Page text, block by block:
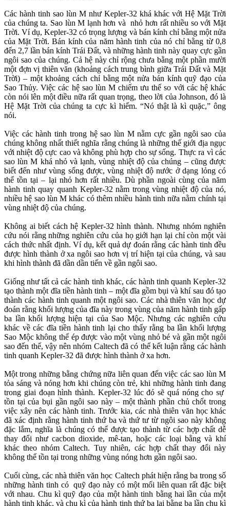
Các hành tinh sao lùn M như Kepler-32 khá khác với Hệ Mặt Trời
của chúng ta. Sao lùn M lạnh hơn và nhỏ hơn rất nhiều so với Mặt
Trời. Ví dụ, Kepler-32 có trọng lượng và bán kính chỉ bằng một nửa
của Mặt Trời. Bán kính của năm hành tinh của nó chỉ bằng từ 0,8
đến 2,7 lần bán kính Trái Đất, và những hành tinh này quay cực gần
ngôi sao của chúng. Cả hệ này chỉ rộng chưa bằng một phần mười
một đợn vị thiên văn (khoảng cách trung bình giữa Trái Đất và Mặt
Trời) – một khoảng cách chỉ bằng một nửa bán kính quỹ đạo của
Sao Thủy. Việc các hệ sao lùn M chiếm ưu thế so với các hệ khác
còn nói lên một điều nữa rất quan trọng, theo lời của Johnson, đó là
Hệ Mặt Trời của chúng ta cực kì hiếm. “Nó thật là kì quặc,” ông
nói.
Việc các hành tinh trong hệ sao lùn M nằm cực gần ngôi sao của
chúng không nhất thiết nghĩa rằng chúng là những thế giới địa ngục
với nhiệt độ cực cao và không phù hợp cho sự sống. Thực ra vì các
sao lùn M khá nhỏ và lạnh, vùng nhiệt độ của chúng – cũng được
biết đến như vùng sống được, vùng nhiệt độ nước ở dạng lỏng có
thể tồn tại – lại nhỏ hơn rất nhiều. Dù phần ngoài cùng của năm
hành tinh quay quanh Kepler-32 nằm trong vùng nhiệt độ của nó,
nhiều hệ sao lùn M khác có thêm nhiều hành tinh nữa nằm chính tại
vùng nhiệt độ của chúng.
Không ai biết cách hệ Kepler-32 hình thành. Nhưng nhóm nghiên
cứu nói rằng những nghiên cứu của họ giới hạn lại chỉ còn một vài
cách thức nhất định. Ví dụ, kết quả dự đoán rằng các hành tinh đều
được hình thành ở xa ngôi sao hơn vị trí hiện tại của chúng, và sau
khi hình thành đã dần dần tiến về gần ngôi sao.
Giống như tất cả các hành tinh khác, các hành tinh quanh Kepler-32
tạo thành một đĩa tiền hành tinh – một đĩa gồm bụi và khí sau đó tạo
thành các hành tinh quanh một ngôi sao. Các nhà thiên văn học dự
đoán rằng khối lượng của đĩa này trong vùng của năm hành tinh gấp
ba lần khối lượng hiện tại của Sao Mộc. Nhưng các nghiên cứu
khác về các đĩa tiền hành tinh lại cho thấy rằng ba lần khối lượng
Sao Mộc không thể ép được vào một vùng nhỏ bé và gần một ngôi
sao đến thế, vậy nên nhóm Caltech đã có thể kết luận rằng các hành
tinh quanh Kepler-32 đã được hình thành ở xa hơn.
Một trong những bằng chứng nữa liên quan đến việc các sao lùn M
tỏa sáng và nóng hơn khi chúng còn trẻ, khi những hành tinh đang
trong giai đoạn hình thành. Kepler-32 lúc đó sẽ quá nóng cho sự
tồn tại của bụi gần ngôi sao này – một thành phần chủ chốt trong
việc xây nên các hành tinh. Trước kia, các nhà thiên văn học khác
đã xác định rằng hành tinh thứ ba và thứ tư từ ngôi sao này không
đặc lắm, nghĩa là chúng có thể được tạo thành từ các hợp chất dễ
thay đổi như cacbon dioxide, mê-tan, hoặc các loại bằng và khí
khác theo nhóm Caltech. Tuy nhiên, các hợp chất thay đổi này
không thể tồn tại trong những vùng nóng hơn gần ngôi sao.
Cuối cùng, các nhà thiên văn học Caltech phát hiện rằng ba trong số
những hành tinh có quỹ đạo này có một mối liên quan rất đặc biệt
với nhau. Chu kì quỹ đạo của một hành tinh bằng hai lần của một
hành tinh khác, và chu kì của hành tinh thứ ba lại bằng ba lần chu kì